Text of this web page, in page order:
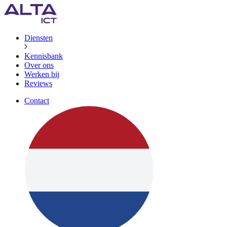
Diensten
Kennisbank
Over ons
Werken bij
Reviews
Contact